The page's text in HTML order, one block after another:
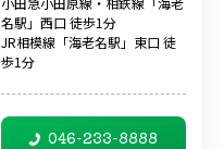
名駅」西口 徒歩1分
JR相模線「海老名駅」東口 徒
歩1分
046-233-8888